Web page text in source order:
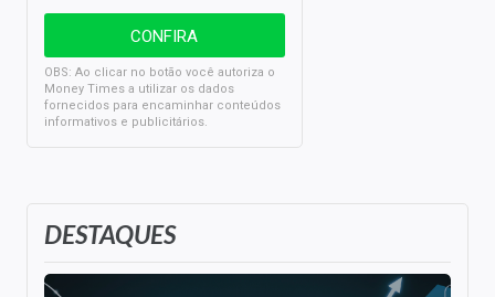
DESTAQUES
OBS: Ao clicar no botão você autoriza o
Money Times a utilizar os dados
fornecidos para encaminhar conteúdos
informativos e publicitários.